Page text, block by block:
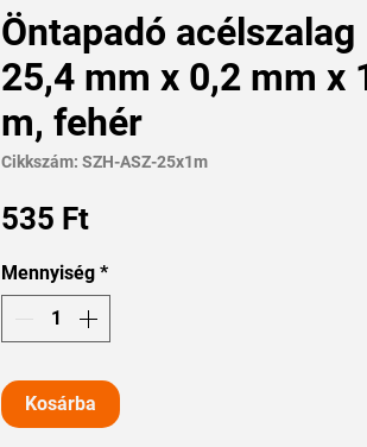
Öntapadó acélszalag
25,4 mm x 0,2 mm x
m, fehér
Cikkszám: SZH-ASZ-25x1m
535 FtÁr
Mennyiség *
Kosárba